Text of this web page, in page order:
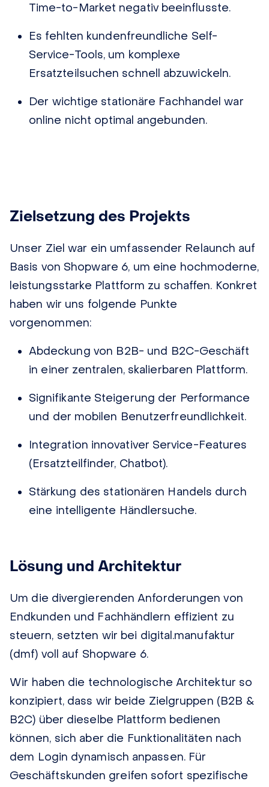
Time-to-Market negativ beeinflusste.
Es fehlten kundenfreundliche Self-
Service-Tools, um komplexe
Ersatzteilsuchen schnell abzuwickeln.
Der wichtige stationäre Fachhandel war
online nicht optimal angebunden.
Zielsetzung des Projekts
Unser Ziel war ein umfassender Relaunch auf
Basis von Shopware 6, um eine hochmoderne,
leistungsstarke Plattform zu schaffen. Konkret
haben wir uns folgende Punkte
vorgenommen:
Abdeckung von B2B- und B2C-Geschäft
in einer zentralen, skalierbaren Plattform.
Signifikante Steigerung der Performance
und der mobilen Benutzerfreundlichkeit.
Integration innovativer Service-Features
(Ersatzteilfinder, Chatbot).
Stärkung des stationären Handels durch
eine intelligente Händlersuche.
Lösung und Architektur
Um die divergierenden Anforderungen von
Endkunden und Fachhändlern effizient zu
steuern, setzten wir bei digital.manufaktur
(dmf) voll auf Shopware 6.
Wir haben die technologische Architektur so
konzipiert, dass wir beide Zielgruppen (B2B &
B2C) über dieselbe Plattform bedienen
können, sich aber die Funktionalitäten nach
dem Login dynamisch anpassen. Für
Geschäftskunden greifen sofort spezifische